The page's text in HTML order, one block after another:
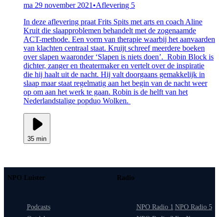
ma 29 november 2021 •Aflevering 5
In deze aflevering praat Frits Spits met arts en coach Aline
Kruit die slaapproblemen behandelt met de zogenaamde
ACT-methode. Een vorm van therapie waarbij het aanvaarden
van klachten centraal staat. Kruijt schreef meerdere boeken
over slapen waaronder ‘Slapen is niets doen’. Robin Block is
dichter, zanger en theatermaker en vertelt over de inspiratie
die hij haalt uit de nacht. Hij valt doorgaans gemakkelijk in
slaap maar staat regelmatig aan het begin van de nacht weer
op om aan het werk te gaan. Robin is de helft van het
Nederlandstalige popduo Wolken.
35 min
NPO Luister
Podcasts
Radio
NPO Radio 1 NPO Radio 5